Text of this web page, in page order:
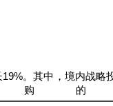
19%。其中，境内战略
的